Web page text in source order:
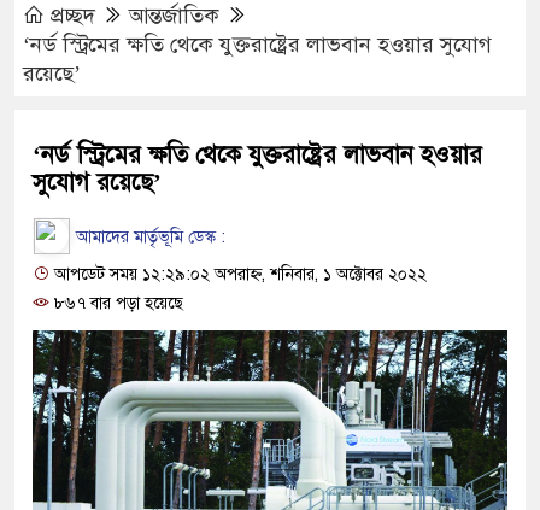
প্রচ্ছদ
আন্তর্জাতিক
‘নর্ড স্ট্রিমের ক্ষতি থেকে যুক্তরাষ্ট্রের লাভবান হওয়ার সুযোগ
রয়েছে’
‘নর্ড স্ট্রিমের ক্ষতি থেকে যুক্তরাষ্ট্রের লাভবান হওয়ার
সুযোগ রয়েছে’
আমাদের মার্তৃভূমি ডেস্ক :
আপডেট সময় ১২:২৯:০২ অপরাহ্ন, শনিবার, ১ অক্টোবর ২০২২
৮৬৭ বার পড়া হয়েছে